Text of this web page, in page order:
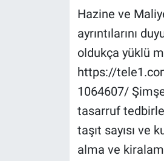
Hazine ve
ayrıntılarını
oldukça yüklü
https://
1064607/
tasarruf
taşıt sayısı ve
alma ve
Koronavirüs
Kültür Sanat